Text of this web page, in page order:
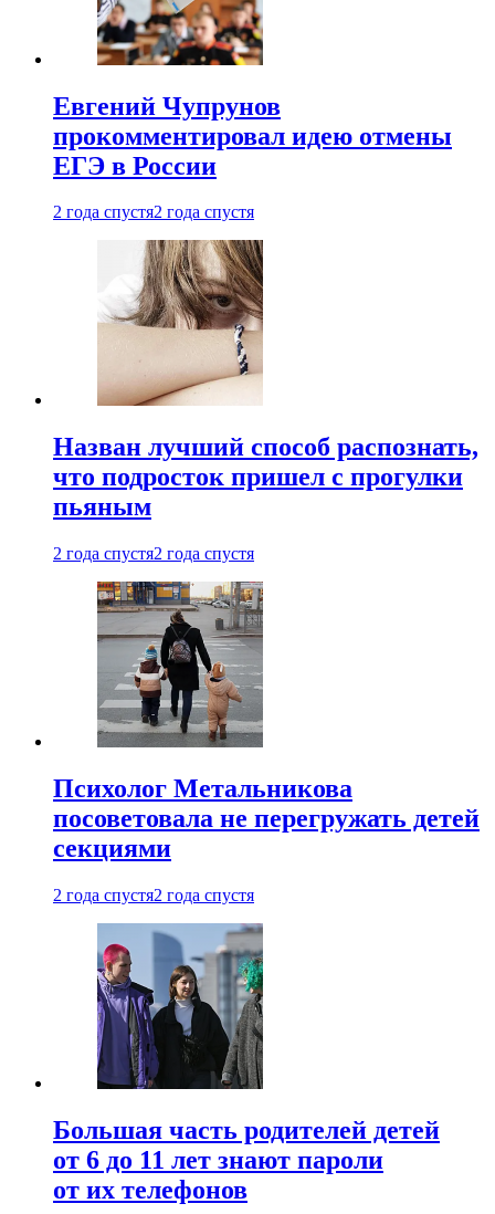
Евгений Чупрунов
прокомментировал идею отмены
ЕГЭ в России
2 года спустя2 года спустя
Назван лучший способ распознать,
что подросток пришел с прогулки
пьяным
2 года спустя2 года спустя
Психолог Метальникова
посоветовала не перегружать детей
секциями
2 года спустя2 года спустя
Большая часть родителей детей
от 6 до 11 лет знают пароли
от их телефонов